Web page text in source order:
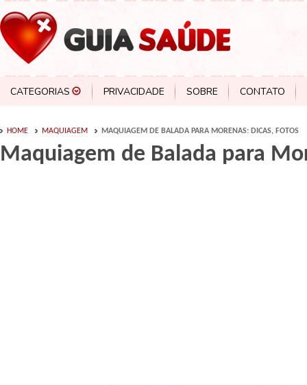
CATEGORIAS PRIVACIDADE SOBRE CONTATO
HOME MAQUIAGEM MAQUIAGEM DE BALADA PARA MORENAS: DICAS, FOTOS
Maquiagem de Balada para